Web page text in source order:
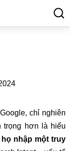
chỉ nghiên
hơn là hiểu
nhập một truy